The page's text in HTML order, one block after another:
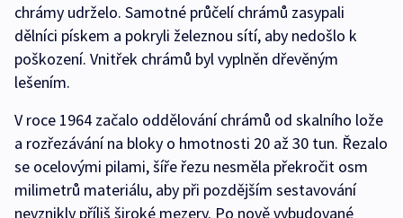
chrámy udrželo. Samotné průčelí chrámů zasypali
dělníci pískem a pokryli železnou sítí, aby nedošlo k
poškození. Vnitřek chrámů byl vyplněn dřevěným
lešením.
V roce 1964 začalo oddělování chrámů od skalního lože
a rozřezávání na bloky o hmotnosti 20 až 30 tun. Řezalo
se ocelovými pilami, šíře řezu nesměla překročit osm
milimetrů materiálu, aby při pozdějším sestavování
nevznikly příliš široké mezery. Po nově vybudované